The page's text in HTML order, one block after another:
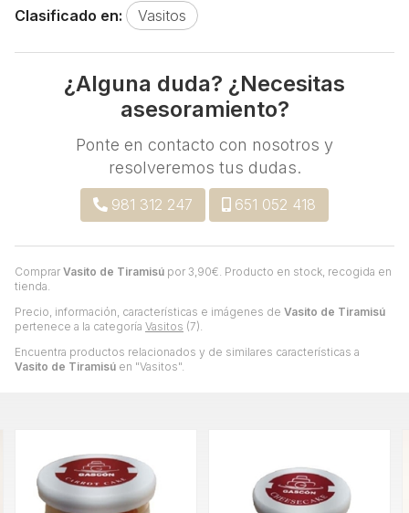
Comprar Vasito de Tiramisú por 3,90€. Producto en stock, recogida en
tienda.
Precio, información, características e imágenes de Vasito de Tiramisú
pertenece a la categoría Vasitos (7).
Encuentra productos relacionados y de similares características a
Vasito de Tiramisú en "Vasitos".
Clasificado en: Vasitos
¿Alguna duda? ¿Necesitas
asesoramiento?
Ponte en contacto con nosotros y
resolveremos tus dudas.
981 312 247 651 052 418